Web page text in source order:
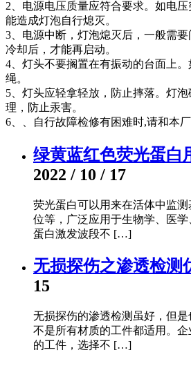
2、电源电压质量应符合要求。如电
能造成灯泡自行熄灭。
3、电源中断，灯泡熄灭后，一般需
冷却后，才能再启动。
4、灯头不要搁置在有振动的台面上
绳。
5、灯头应轻拿轻放，防止摔落。灯
理，防止汞害。
6、、自行故障检修有困难时,请和本
绿黄蓝红色荧光蛋白
2022 / 10 / 17
荧光蛋白可以用来在活体中监
位等，广泛应用于生物学、医
蛋白激发波段不 […]
无损探伤之渗透检测
15
无损探伤的渗透检测虽好，但
不是所有材质的工件都适用。
的工件，选择不 […]